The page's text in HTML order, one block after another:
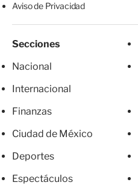
Aviso de Privacidad
Secciones
Nacional
Internacional
Finanzas
Ciudad de México
Deportes
Espectáculos